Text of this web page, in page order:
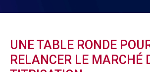
UNE TABLE RONDE
RELANCER LE MARCHÉ